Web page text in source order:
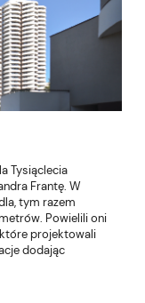
Tysiąclecia
Frantę. W
tym razem
Powielili oni
które projektowali
dodając